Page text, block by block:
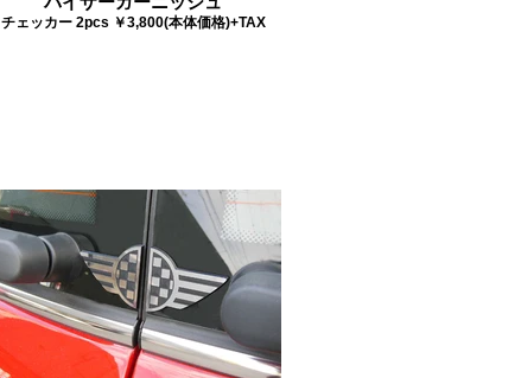
チェッカー 2pcs ￥3,800(本体価格)+TAX